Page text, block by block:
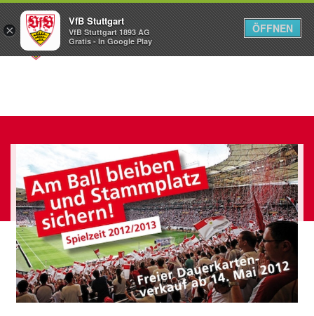
Menü
×
VfB Stuttgart
VfB Stuttgart 1893 AG
Gratis - In Google Play
ÖFFNEN